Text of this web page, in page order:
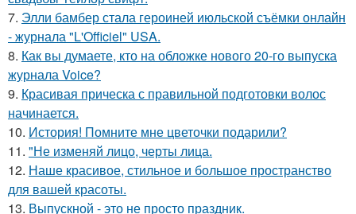
7. Элли бамбер стала героиней июльской съёмки онлайн
- журнала "L'Officiel" USA.
8. Как вы думаете, кто на обложке нового 20-го выпуска
журнала Voice?
9. Красивая прическа с правильной подготовки волос
начинается.
10. История! Помните мне цветочки подарили?
11. "Не изменяй лицо, черты лица.
12. Наше красивое, стильное и большое пространство
для вашей красоты.
13. Выпускной - это не просто праздник.